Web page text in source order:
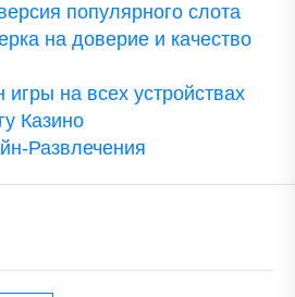
популярного слота
на доверие и качество
на всех устройствах
Казино
Развлечения